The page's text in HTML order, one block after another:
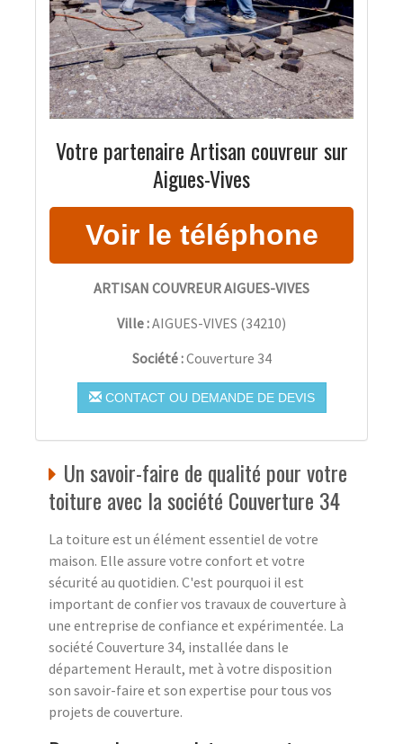
Votre partenaire Artisan couvreur sur
Aigues-Vives
ARTISAN COUVREUR AIGUES-VIVES
Ville :AIGUES-VIVES (34210)
Société :Couverture 34
CONTACT OU DEMANDE DE DEVIS
Un savoir-faire de qualité pour votre
toiture avec la société Couverture 34
La toiture est un élément essentiel de votre
maison. Elle assure votre confort et votre
sécurité au quotidien. C'est pourquoi il est
important de confier vos travaux de couverture à
une entreprise de confiance et expérimentée. La
société Couverture 34, installée dans le
département Herault, met à votre disposition
son savoir-faire et son expertise pour tous vos
projets de couverture.